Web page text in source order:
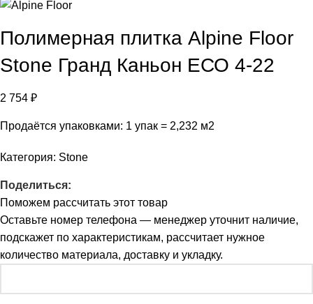
Полимерная плитка Alpine Floor
Stone Гранд Каньон ЕСО 4-22
2 754 ₽
Продаётся упаковками: 1 упак = 2,232 м2
Категория: Stone
Поделиться:
Поможем рассчитать этот товар
Оставьте номер телефона — менеджер уточнит наличие,
подскажет по характеристикам, рассчитает нужное
количество материала, доставку и укладку.